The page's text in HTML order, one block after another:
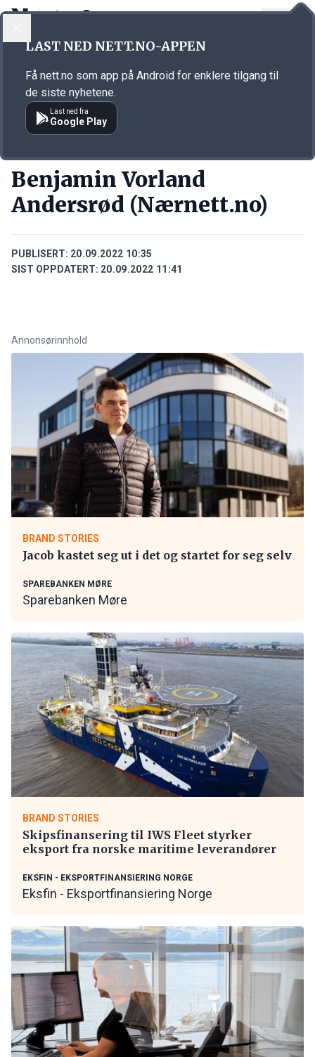
Annonsørinnhold
Benjamin Vorland
Andersrød (Nærnett.no)
PUBLISERT: 20.09.2022 10:35
SIST OPPDATERT: 20.09.2022 11:41
Annonsørinnhold
BRAND STORIES
Jacob kastet seg ut i det og startet for seg selv
SPAREBANKEN MØRE
Sparebanken Møre
BRAND STORIES
Skipsfinansering til IWS Fleet styrker
eksport fra norske maritime leverandører
EKSFIN - EKSPORTFINANSIERING NORGE
Eksfin - Eksportfinansiering Norge
LAST NED NETT.NO-APPEN
Få nett.no som app på Android for enklere tilgang til
de siste nyhetene.
Last ned fra
Google Play